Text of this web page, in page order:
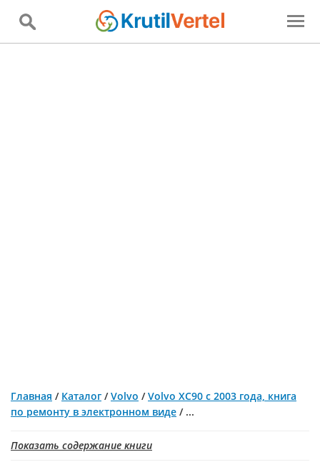
Главная / Каталог /Volvo /Volvo XC90 с 2003 года, книга
по ремонту в электронном виде / ...
Показать содержание книги